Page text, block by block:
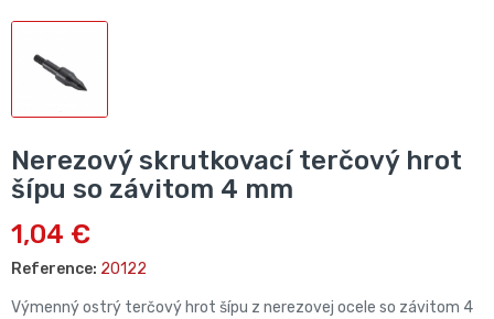
Nerezový skrutkovací terčový hrot
šípu so závitom 4 mm
1,04 €
Reference: 20122
Výmenný ostrý terčový hrot šípu z nerezovej ocele so závitom 4